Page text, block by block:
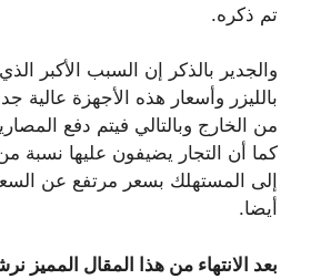
تم ذكره.
والجدير بالذكر إن السبب الأكبر
بالليزر وأسعار هذه الأجهزة عالية
من الخارج وبالتالي فيتم دفع
كما أن التجار يضيفون عليها نسبة
إلى المستهلك بسعر مرتفع عن
أيضا.
بعد الانتهاء من هذا المقال المميز